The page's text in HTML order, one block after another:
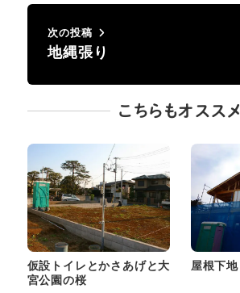
次の投稿
地縄張り
こちらもオススメ
仮設トイレとかさあげと大
宮公園の桜
屋根下地